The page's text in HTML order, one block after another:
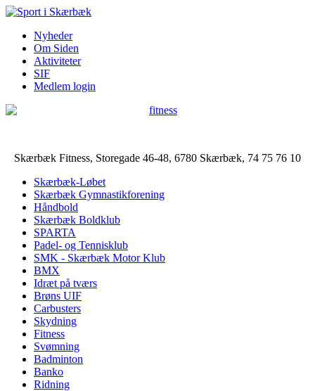
Nyheder
Om Siden
Aktiviteter
SIF
Medlem login
Skærbæk Fitness, Storegade 46-48, 6780 Skærbæk, 74 75 76 10
Skærbæk-Løbet
Skærbæk Gymnastikforening
Håndbold
Skærbæk Boldklub
SPARTA
Padel- og Tennisklub
SMK - Skærbæk Motor Klub
BMX
Idræt på tværs
Brøns UIF
Carbusters
Skydning
Fitness
Svømning
Badminton
Banko
Ridning